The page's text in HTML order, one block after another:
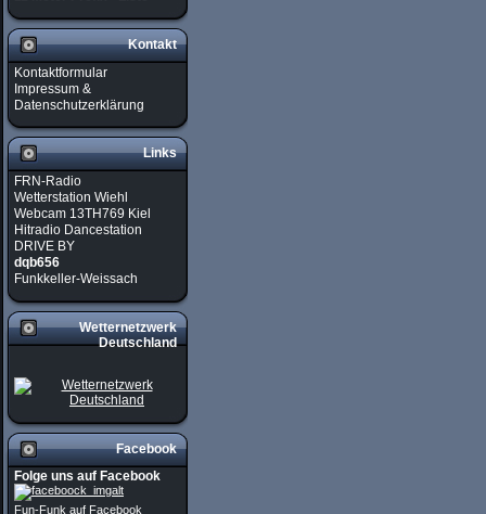
Kontakt
Kontaktformular
Impressum &
Datenschutzerklärung
Links
FRN-Radio
Wetterstation Wiehl
Webcam 13TH769 Kiel
Hitradio Dancestation
DRIVE BY
dqb656
Funkkeller-Weissach
Wetternetzwerk
Deutschland
Facebook
Folge uns auf Facebook
Fun-Funk auf Facebook